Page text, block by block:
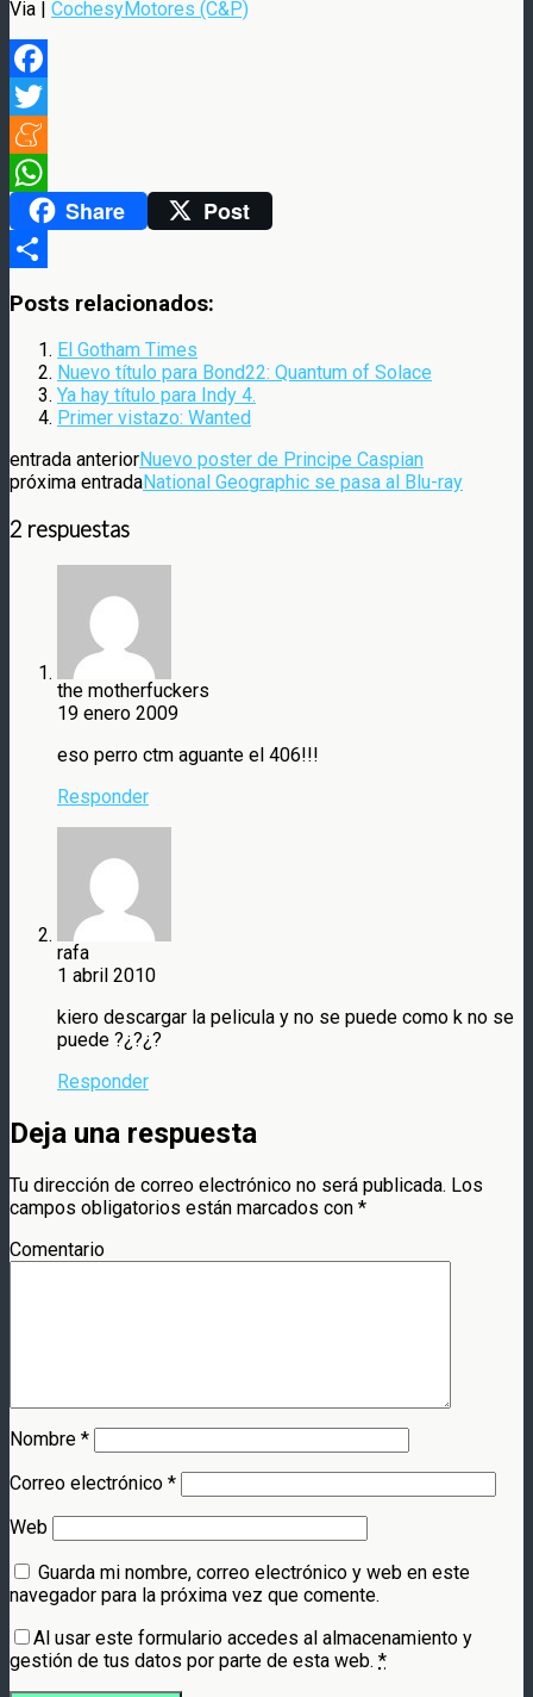
Via | CochesyMotores (C&P)
Facebook
Twitter
Meneame
WhatsAppShare Post
Posts relacionados:
El Gotham Times
Nuevo título para Bond22: Quantum of Solace
Ya hay título para Indy 4.
Primer vistazo: Wanted
entrada anteriorNuevo poster de Principe Caspian
próxima entradaNational Geographic se pasa al Blu-ray
2 respuestas
the motherfuckers
19 enero 2009
eso perro ctm aguante el 406!!!
Responder
rafa
1 abril 2010
kiero descargar la pelicula y no se puede como k no se
puede ?¿?¿?
Responder
Deja una respuesta
Tu dirección de correo electrónico no será publicada. Los
campos obligatorios están marcados con *
Comentario
Nombre *
Correo electrónico *
Web
Guarda mi nombre, correo electrónico y web en este
navegador para la próxima vez que comente.
Al usar este formulario accedes al almacenamiento y
gestión de tus datos por parte de esta web. *